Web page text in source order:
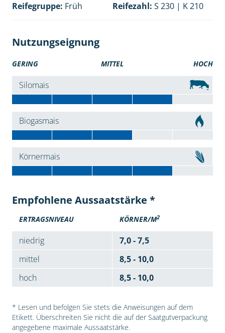
Reifegruppe: Früh Reifezahl: S 230 | K 210
Nutzungseignung
GERING MITTEL HOCH
Silomais
Biogasmais
Körnermais
Empfohlene Aussaatstärke *
ERTRAGSNIVEAU KÖRNER/M2
niedrig
7,0 - 7,5
mittel
8,5 - 10,0
hoch
8,5 - 10,0
* Lesen und befolgen Sie stets die Anweisungen auf dem
Etikett. Überschreiten Sie nicht die auf der Saatgutverpackung
angegebene maximale Aussaatstärke.